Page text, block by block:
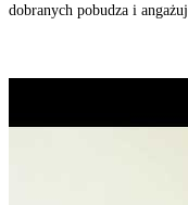
dobranych pobudza i